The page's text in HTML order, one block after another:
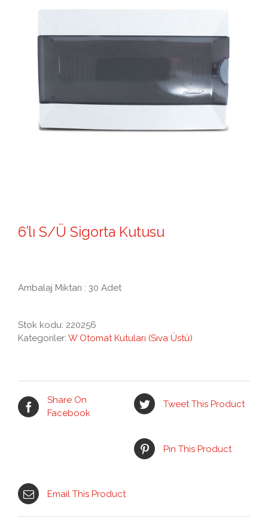
6’lı S/Ü Sigorta Kutusu
Ambalaj Miktarı : 30 Adet
Stok kodu: 220256
Kategoriler: W Otomat Kutuları (Sıva Üstü)
Share On
Facebook
Tweet This Product
Pin This Product
Email This Product